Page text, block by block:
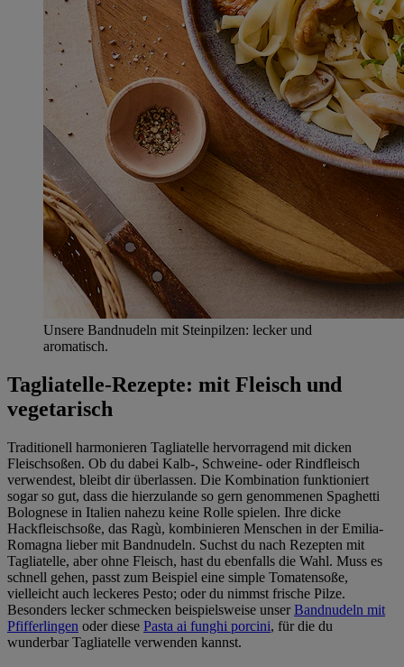
Unsere Bandnudeln mit Steinpilzen: lecker und
aromatisch.
Tagliatelle-Rezepte: mit Fleisch und
vegetarisch
Traditionell harmonieren Tagliatelle hervorragend mit dicken
Fleischsoßen. Ob du dabei Kalb-, Schweine- oder Rindfleisch
verwendest, bleibt dir überlassen. Die Kombination funktioniert
sogar so gut, dass die hierzulande so gern genommenen Spaghetti
Bolognese in Italien nahezu keine Rolle spielen. Ihre dicke
Hackfleischsoße, das Ragù, kombinieren Menschen in der Emilia-
Romagna lieber mit Bandnudeln. Suchst du nach Rezepten mit
Tagliatelle, aber ohne Fleisch, hast du ebenfalls die Wahl. Muss es
schnell gehen, passt zum Beispiel eine simple Tomatensoße,
vielleicht auch leckeres Pesto; oder du nimmst frische Pilze.
Besonders lecker schmecken beispielsweise unser Bandnudeln mit
Pfifferlingen oder diese Pasta ai funghi porcini, für die du
wunderbar Tagliatelle verwenden kannst.